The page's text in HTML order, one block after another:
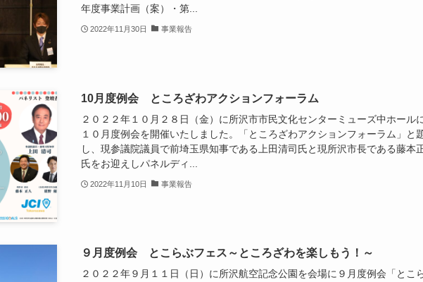
年度事業計画（案）・第...
2022年11月30日 事業報告
10月度例会 ところざわアクションフォーラム
２０２２年１０月２８日（金）に所沢市市民文化センターミューズ中ホール
１０月度例会を開催いたしました。「ところざわアクションフォーラム」と
し、現参議院議員で前埼玉県知事である上田清司氏と現所沢市長である藤本
氏をお迎えしパネルディ...
2022年11月10日 事業報告
９月度例会 とこらぶフェス～ところざわを楽しもう！～
２０２２年９月１１日（日）に所沢航空記念公園を会場に９月度例会「とこ